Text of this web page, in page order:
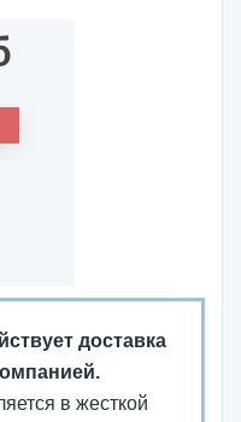
доставка
в жесткой